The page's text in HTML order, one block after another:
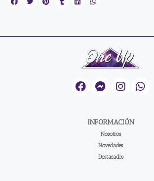
INFORMACIÓN
Nosotros
Novedades
Destacados